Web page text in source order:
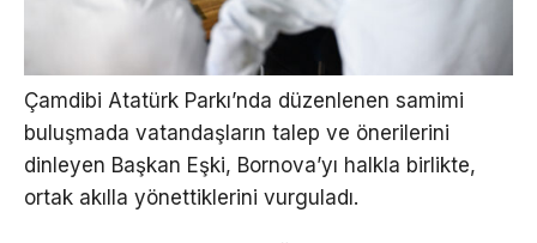
Çamdibi Atatürk Parkı’nda düzenlenen samimi
buluşmada vatandaşların talep ve önerilerini
dinleyen Başkan Eşki, Bornova’yı halkla birlikte,
ortak akılla yönettiklerini vurguladı.